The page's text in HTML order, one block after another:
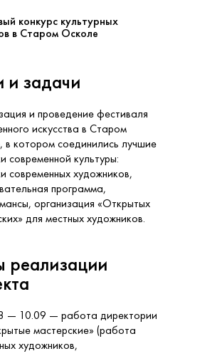
конкурс культурных
в Старом Осколе
и задачи
и проведение фестиваля
искусства в Старом
в котором соединились лучшие
современной культуры:
современных художников,
программа,
организация «Открытых
для местных художников.
реализации
— 10.09 — работа директории
мастерские» (работа
художников,